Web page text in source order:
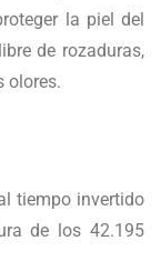
la piel del
de rozaduras,
olores.
tiempo invertido
de los 42.195